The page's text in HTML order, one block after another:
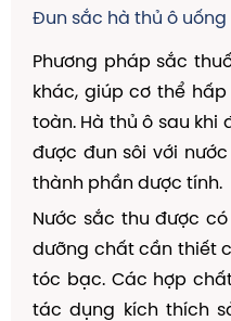
Đun sắc hà thủ ô
Phương pháp sắc
khác, giúp cơ thể
toàn. Hà thủ ô sau khi
được đun sôi với
thành phần dược tính.
Nước sắc thu được
dưỡng chất cần thiết
tóc bạc. Các hợp
tác dụng kích thích